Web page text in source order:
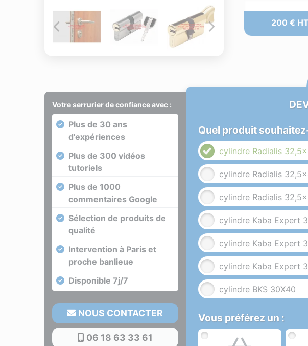
200 € HT
Quel produit
cylindre Radialis
cylindre Radialis
cylindre Radialis
cylindre Kaba Expert
cylindre Kaba Expert
cylindre Kaba Expert
cylindre BKS 30X40
Vous préférez un :
Votre serrurier de confiance avec :
Plus de 30 ans
d'expériences
Plus de 300 vidéos
tutoriels
Plus de 1000
commentaires Google
Sélection de produits de
qualité
Intervention à Paris et
proche banlieue
Disponible 7j/7
NOUS CONTACTER
06 18 63 33 61